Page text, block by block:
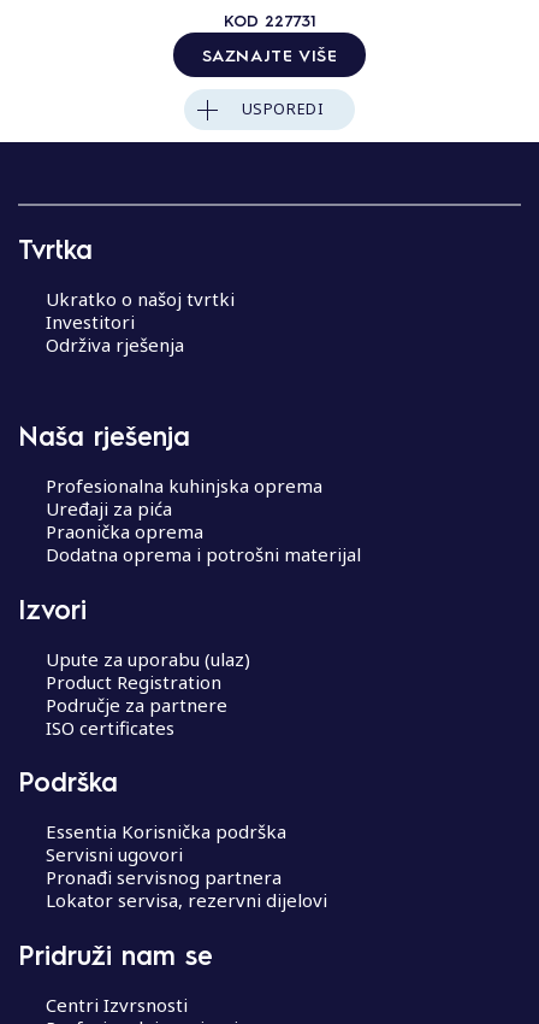
KOD 227731
SAZNAJTE VIŠE
USPOREDI
Tvrtka
Ukratko o našoj tvrtki
Investitori
Održiva rješenja
Naša rješenja
Profesionalna kuhinjska oprema
Uređaji za pića
Praonička oprema
Dodatna oprema i potrošni materijal
Izvori
Upute za uporabu (ulaz)
Product Registration
Područje za partnere
ISO certificates
Podrška
Essentia Korisnička podrška
Servisni ugovori
Pronađi servisnog partnera
Lokator servisa, rezervni dijelovi
Pridruži nam se
Centri Izvrsnosti